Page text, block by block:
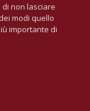
non lasciare
modi quello
importante di